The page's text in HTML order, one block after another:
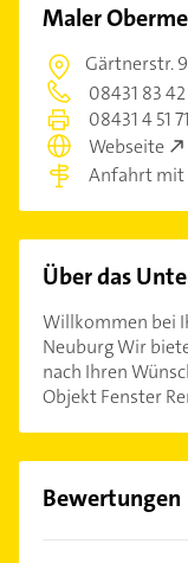
Maler
Gärtnerstr.
08431 83 42
08431 4 51 71
Webseite
Anfahrt mit
Über das
Willkommen bei
Neuburg Wir
nach Ihren
Objekt Fenster
Bewertungen